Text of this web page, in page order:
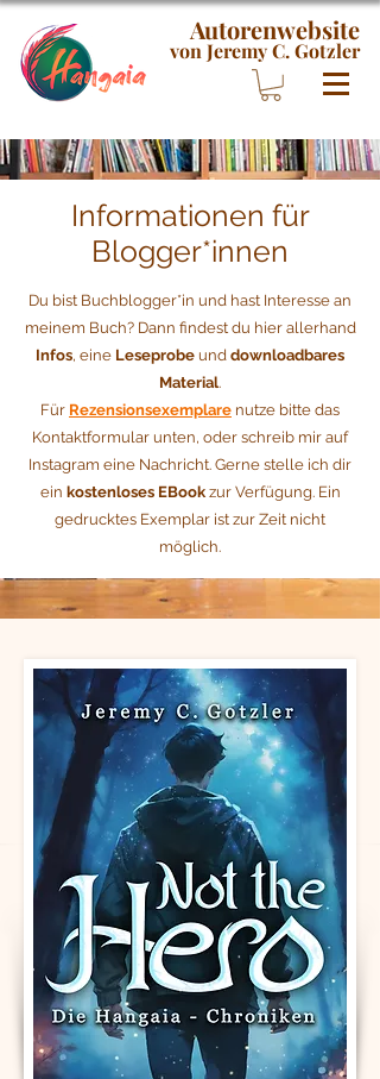
Autorenwebsite
von Jeremy C. Gotzler
Informationen für
Blogger*innen
Du bist Buchblogger*in und hast Interesse an
meinem Buch? Dann findest du hier allerhand
Infos, eine Leseprobe und downloadbares
Material.
Für Rezensionsexemplare nutze bitte das
Kontaktformular unten, oder schreib mir auf
Instagram eine Nachricht. Gerne stelle ich dir
ein kostenloses EBookzur Verfügung. Ein
gedrucktes Exemplar ist zur Zeit nicht
möglich.